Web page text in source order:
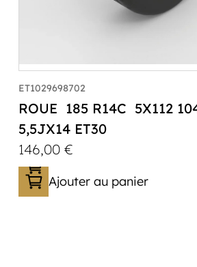
ET1029698702
ROUE 185 R14C 5X112
5,5JX14 ET30
146,00€
Ajouter au panier